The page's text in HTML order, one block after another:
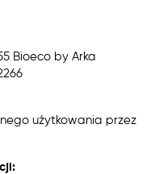
Bioeco by Arka
użytkowania przez